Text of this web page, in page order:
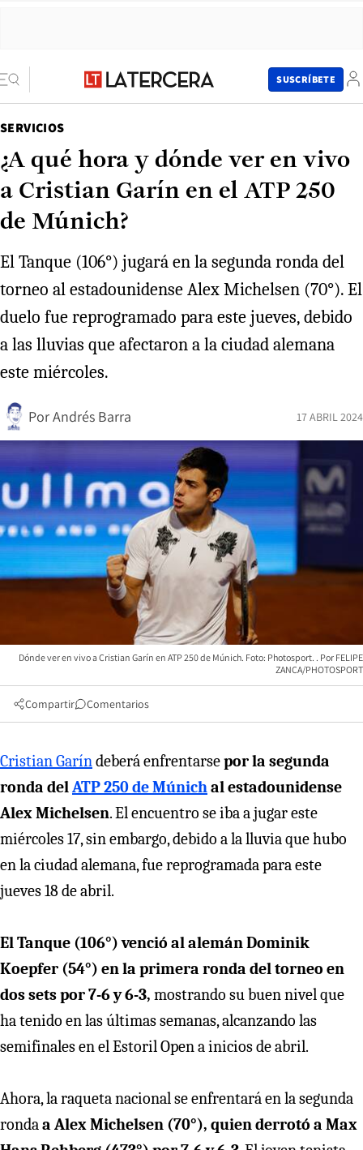
SUSCRÍBETE
SERVICIOS
¿A qué hora y dónde ver en vivo
a Cristian Garín en el ATP 250
de Múnich?
El Tanque (106°) jugará en la segunda ronda del
torneo al estadounidense Alex Michelsen (70°). El
duelo fue reprogramado para este jueves, debido
a las lluvias que afectaron a la ciudad alemana
este miércoles.
PorAndrés Barra 17 ABRIL 2024
Dónde ver en vivo a Cristian Garín en ATP 250 de Múnich. Foto: Photosport.
FELIPE
ZANCA/PHOTOSPORT
Compartir Comentarios
Cristian Garíndeberá enfrentarsepor la segunda
ronda delATP 250 de Múnichal estadounidense
Alex Michelsen. El encuentro se iba a jugar este
miércoles 17, sin embargo, debido a la lluvia que hubo
en la ciudad alemana, fue reprogramada para este
jueves 18 de abril.
El Tanque (106°) venció al alemán Dominik
Koepfer (54°) en la primera ronda del torneo en
dos sets por 7-6 y 6-3, mostrando su buen nivel que
ha tenido en las últimas semanas, alcanzando las
semifinales en el Estoril Open a inicios de abril.
Ahora, la raqueta nacional se enfrentará en la segunda
rondaa Alex Michelsen (70°), quien derrotó a Max